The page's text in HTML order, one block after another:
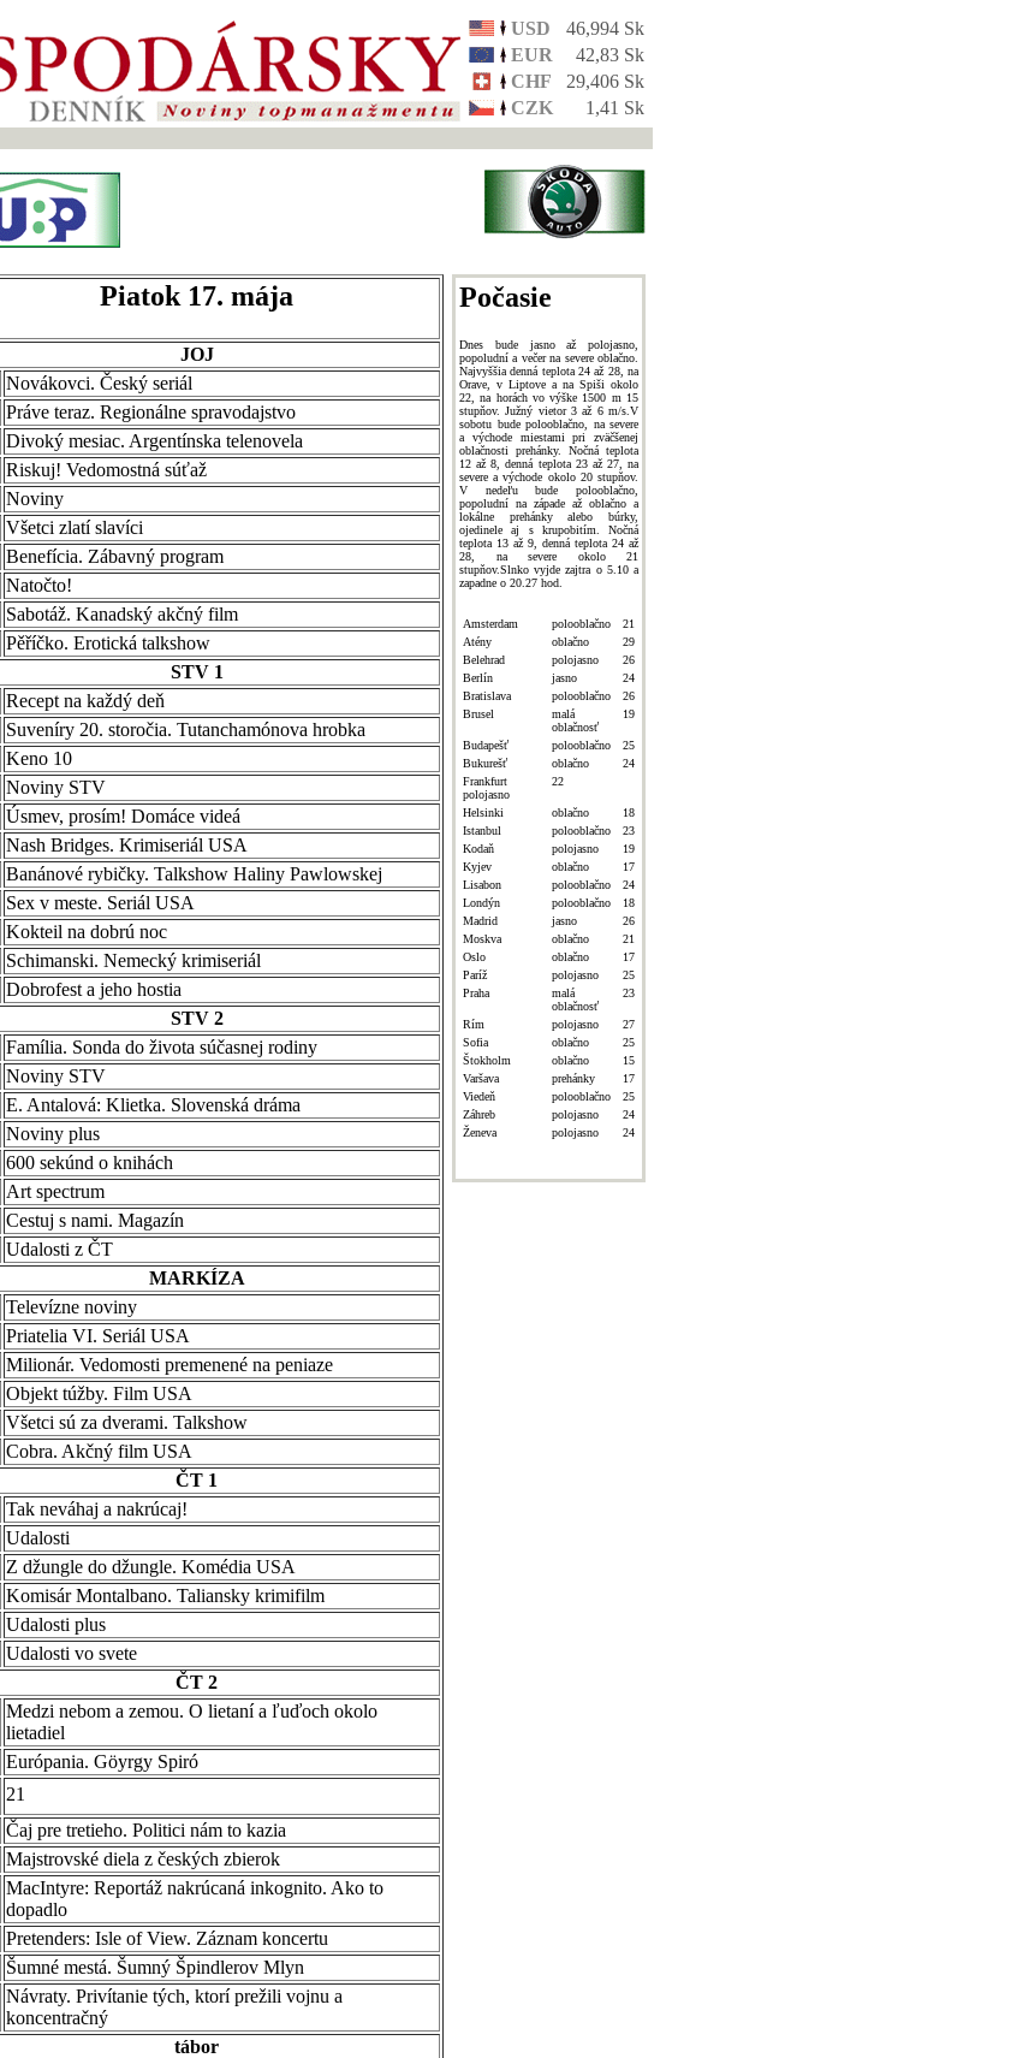
USD
46,994 Sk
EUR
42,83 Sk
CHF
29,406 Sk
CZK
1,41 Sk
Piatok 17. mája
JOJ
Novákovci. Český seriál
Práve teraz. Regionálne spravodajstvo
Divoký mesiac. Argentínska telenovela
Riskuj! Vedomostná súťaž
Noviny
Všetci zlatí slavíci
Benefícia. Zábavný program
Natočto!
Sabotáž. Kanadský akčný film
Pěříčko. Erotická talkshow
STV 1
Recept na každý deň
Suveníry 20. storočia. Tutanchamónova hrobka
Keno 10
Noviny STV
Úsmev, prosím! Domáce videá
Nash Bridges. Krimiseriál USA
Banánové rybičky. Talkshow Haliny Pawlowskej
Sex v meste. Seriál USA
Kokteil na dobrú noc
Schimanski. Nemecký krimiseriál
Dobrofest a jeho hostia
STV 2
Família. Sonda do života súčasnej rodiny
Noviny STV
E. Antalová: Klietka. Slovenská dráma
Noviny plus
600 sekúnd o knihách
Art spectrum
Cestuj s nami. Magazín
Udalosti z ČT
MARKÍZA
Televízne noviny
Priatelia VI. Seriál USA
Milionár. Vedomosti premenené na peniaze
Objekt túžby. Film USA
Všetci sú za dverami. Talkshow
Cobra. Akčný film USA
ČT 1
Tak neváhaj a nakrúcaj!
Udalosti
Z džungle do džungle. Komédia USA
Komisár Montalbano. Taliansky krimifilm
Udalosti plus
Udalosti vo svete
ČT 2
Medzi nebom a zemou. O lietaní a ľuďoch okolo
lietadiel
Európania. Göyrgy Spiró
21
Čaj pre tretieho. Politici nám to kazia
Majstrovské diela z českých zbierok
MacIntyre: Reportáž nakrúcaná inkognito. Ako to
dopadlo
Pretenders: Isle of View. Záznam koncertu
Šumné mestá. Šumný Špindlerov Mlyn
Návraty. Privítanie tých, ktorí prežili vojnu a
koncentračný
tábor
Počasie
Dnes bude jasno až polojasno,
popoludní a večer na severe oblačno.
Najvyššia denná teplota 24 až 28, na
Orave, v Liptove a na Spiši okolo
22, na horách vo výške 1500 m 15
stupňov. Južný vietor 3 až 6 m/s.V
sobotu bude polooblačno, na severe
a východe miestami pri zväčšenej
oblačnosti prehánky. Nočná teplota
12 až 8, denná teplota 23 až 27, na
severe a východe okolo 20 stupňov.
V nedeľu bude polooblačno,
popoludní na západe až oblačno a
lokálne prehánky alebo búrky,
ojedinele aj s krupobitím. Nočná
teplota 13 až 9, denná teplota 24 až
28, na severe okolo 21
stupňov.Slnko vyjde zajtra o 5.10 a
zapadne o 20.27 hod.
Amsterdam polooblačno
21
Atény
oblačno
29
Belehrad
polojasno
26
Berlín
jasno
24
Bratislava
polooblačno
26
Brusel
malá
oblačnosť
19
Budapešť polooblačno
25
Bukurešť
oblačno
24
Frankfurt
polojasno
22
Helsinki oblačno
18
Istanbul
polooblačno
23
Kodaň
polojasno
19
Kyjev
oblačno
17
Lisabon
polooblačno
24
Londýn
polooblačno
18
Madrid
jasno
26
Moskva
oblačno
21
Oslo
oblačno
17
Paríž
polojasno
25
Praha
malá
oblačnosť
23
Rím polojasno
27
Sofia
oblačno
25
Štokholm
oblačno
15
Varšava
prehánky
17
Viedeň
polooblačno
25
Záhreb
polojasno
24
Ženeva
polojasno 24